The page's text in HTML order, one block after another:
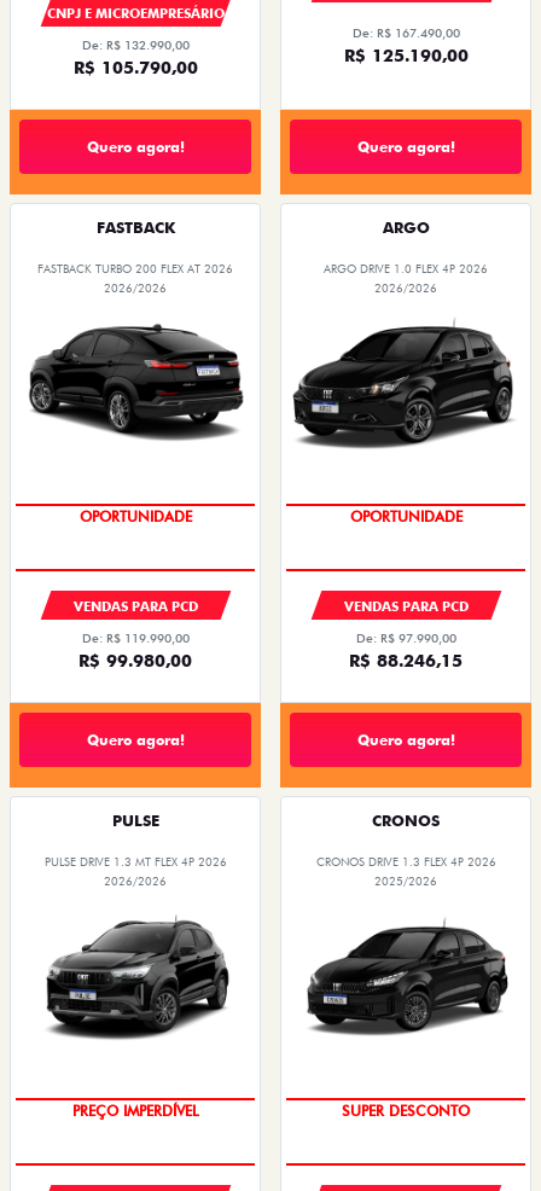
CNPJ E MICROEMPRESÁRIO
De: R$ 132.990,00
R$ 105.790,00
Quero agora!
De: R$ 167.490,00
R$ 125.190,00
Quero agora!
FASTBACK
FASTBACK TURBO 200 FLEX AT 2026
2026/2026
OPORTUNIDADE
VENDAS PARA PCD
De: R$ 119.990,00
R$ 99.980,00
Quero agora!
ARGO
ARGO DRIVE 1.0 FLEX 4P 2026
2026/2026
PREÇOS REDUZIDOS
VENDAS PARA PCD
De: R$ 97.990,00
R$ 88.246,15
Quero agora!
PULSE
PULSE DRIVE 1.3 MT FLEX 4P 2026
2026/2026
OPORTUNIDADE
CRONOS
CRONOS DRIVE 1.3 FLEX 4P 2026
2025/2026
BÔNUS DE ATÉ R$ 14 MIL